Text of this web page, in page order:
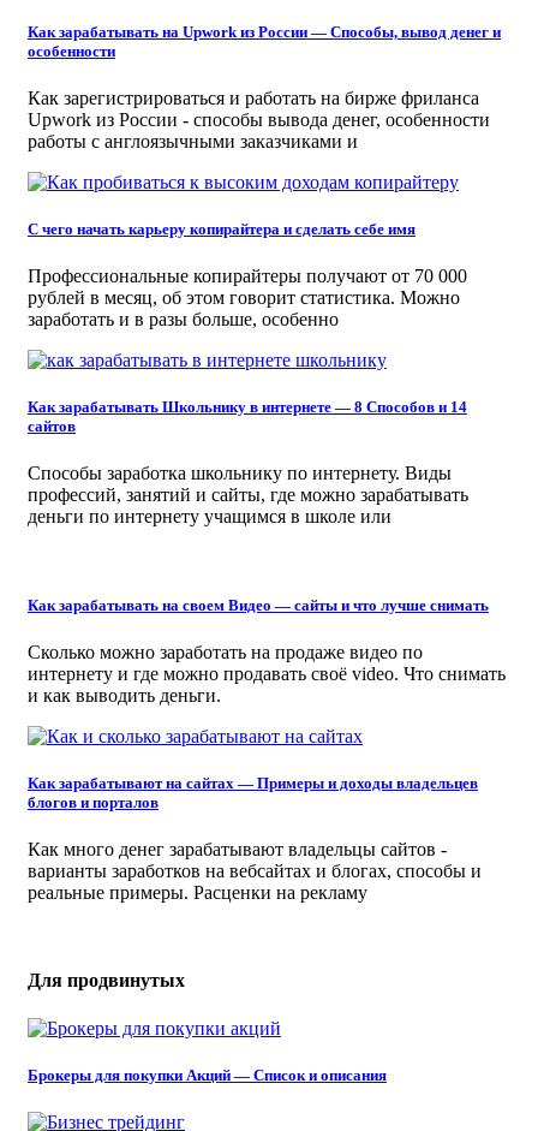
Как зарабатывать на Upwork из России — Способы, вывод денег и
особенности
Как зарегистрироваться и работать на бирже фриланса
Upwork из России - способы вывода денег, особенности
работы с англоязычными заказчиками и
С чего начать карьеру копирайтера и сделать себе имя
Профессиональные копирайтеры получают от 70 000
рублей в месяц, об этом говорит статистика. Можно
заработать и в разы больше, особенно
Как зарабатывать Школьнику в интернете — 8 Способов и 14
сайтов
Способы заработка школьнику по интернету. Виды
профессий, занятий и сайты, где можно зарабатывать
деньги по интернету учащимся в школе или
Как зарабатывать на своем Видео — сайты и что лучше снимать
Сколько можно заработать на продаже видео по
интернету и где можно продавать своё video. Что снимать
и как выводить деньги.
Как зарабатывают на сайтах — Примеры и доходы владельцев
блогов и порталов
Как много денег зарабатывают владельцы сайтов -
варианты заработков на вебсайтах и блогах, способы и
реальные примеры. Расценки на рекламу
Для продвинутых
Брокеры для покупки Акций — Список и описания